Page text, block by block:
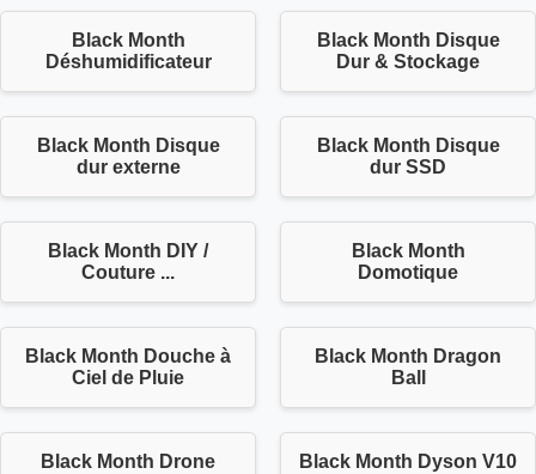
Black Month
Déshumidificateur
Black Month Disque
Dur & Stockage
Black Month Disque
dur externe
Black Month Disque
dur SSD
Black Month DIY /
Couture ...
Black Month
Domotique
Black Month Douche à
Ciel de Pluie
Black Month Dragon
Ball
Black Month Drone Black Month Dyson V10